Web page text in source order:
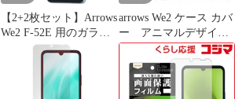
【2+2枚セット】Arrows
We2 F-52E 用のガラス
フィルム（2枚）+カメ
arrows We2 FCG02 用の
フイルム 強化液晶保護
arrows We2 ケース カバ
ー アニマルデザイ
ン ソフトTPUケース